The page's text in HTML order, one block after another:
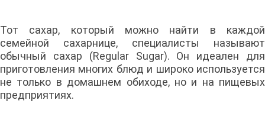
Тот сахар, который можно найти в каждой
семейной сахарнице, специалисты называют
обычный сахар (Regular Sugar). Он идеален для
приготовления многих блюд и широко используется
не только в домашнем обиходе, но и на пищевых
предприятиях.